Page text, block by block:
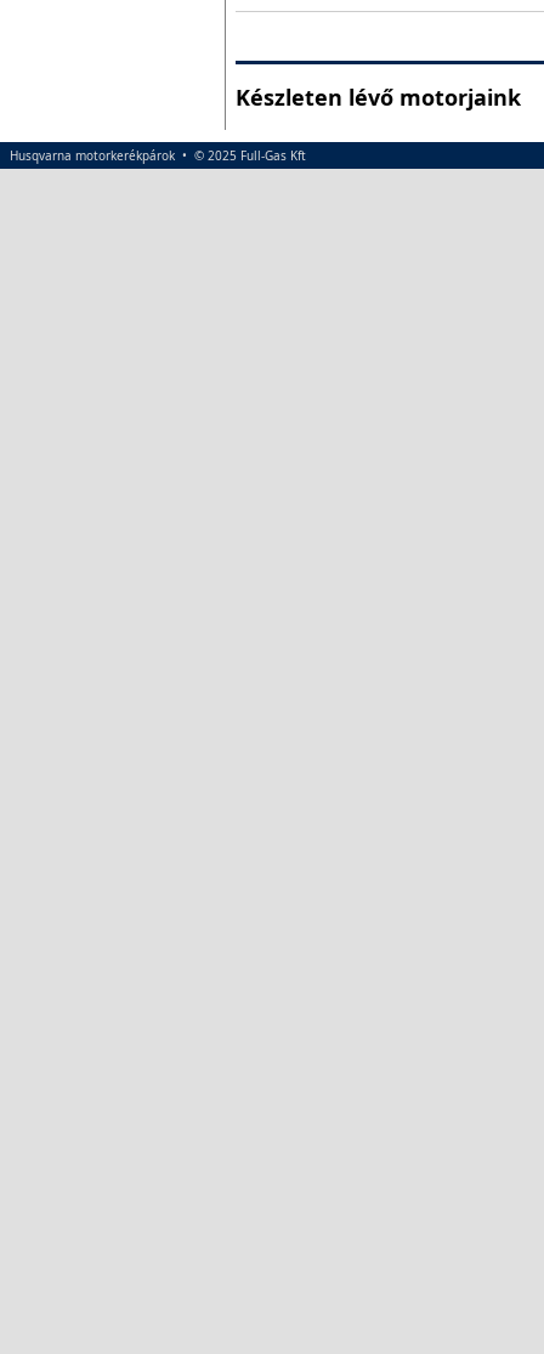
Készleten lévő motorjaink
Husqvarna motorkerékpárok • © 2025 Full-Gas Kft